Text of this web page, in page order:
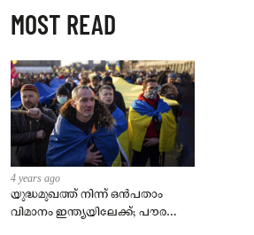
MOST READ
4 years ago
യുദ്ധമുഖത്ത് നിന്ന് ഒൻപതാം
വിമാനം ഇന്ത്യയിലേക്ക്; പൗരന്മാർ